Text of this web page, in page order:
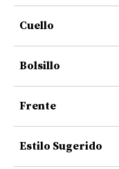
Cuello
Bolsillo
Frente
Estilo Sugerido